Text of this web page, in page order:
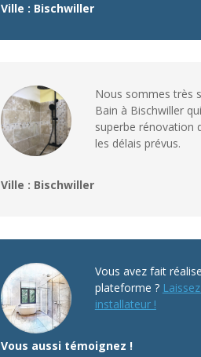
Ville : Bischwiller
Nous sommes très
Bain à Bischwiller
superbe rénovation
les délais prévus.
Ville : Bischwiller
Vous avez fait
plateforme ?
installateur !
Vous aussi témoignez !